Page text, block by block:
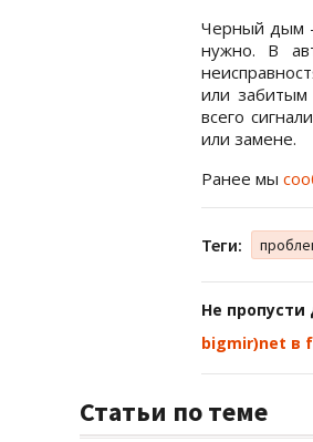
Черный дым
нужно. В
или
всего
или замене.
Ранее мы
Теги:
Не
bigmir)net в
Статьи по теме